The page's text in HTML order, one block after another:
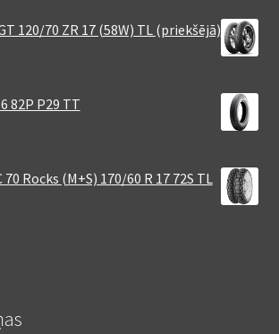
120/70 ZR 17 (58W) TL (priekšējā)
82P P29 TT
Rocks (M+S) 170/60 R 17 72S TL